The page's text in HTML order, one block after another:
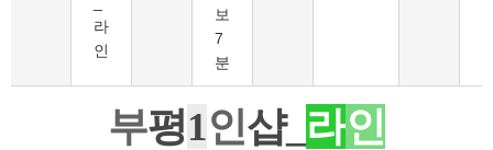
라
인
보
7
분
부평1인샵_ 라인